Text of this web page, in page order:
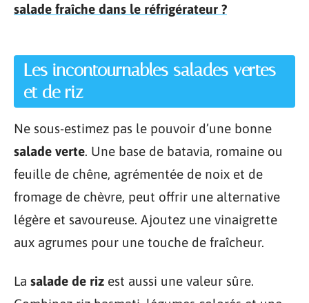
salade fraîche dans le réfrigérateur ?
Les incontournables salades vertes
et de riz
Ne sous-estimez pas le pouvoir d’une bonne
salade verte. Une base de batavia, romaine ou
feuille de chêne, agrémentée de noix et de
fromage de chèvre, peut offrir une alternative
légère et savoureuse. Ajoutez une vinaigrette
aux agrumes pour une touche de fraîcheur.
La salade de riz est aussi une valeur sûre.